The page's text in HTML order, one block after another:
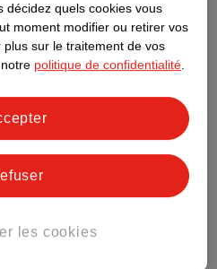
n’a (pas encore) de "Nature
et la livraison
décidez quels cookies vous
moment modifier ou retirer vos
plus sur le traitement de vos
politique de confidentialité.
les cookies